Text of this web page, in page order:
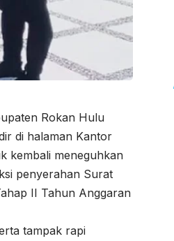
Rokan Hulu
di halaman Kantor
kembali meneguhkan
penyerahan Surat
II Tahun Anggaran
tampak rapi